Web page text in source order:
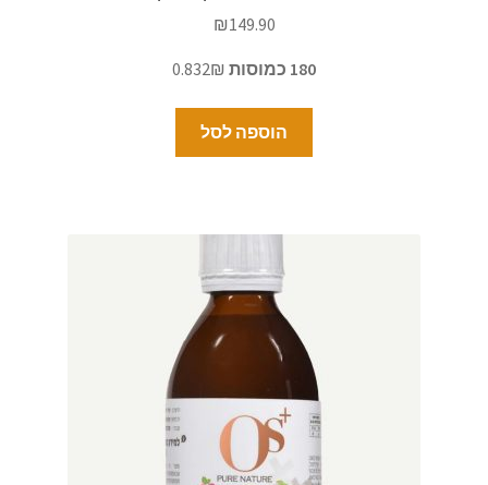
₪149.90
180 כמוסות
הוספה לסל